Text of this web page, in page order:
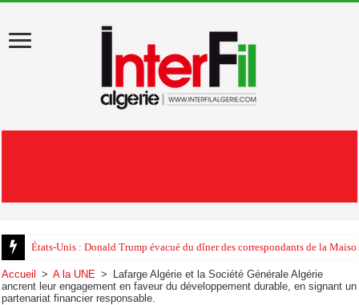
États-Unis : Donald Trump évacué du dîner des correspondants de la
Au début de sa visite en Algérie, Léon XIV appelle au «pardon»
Accueil > A la UNE >
Lafarge Algérie et la Société Générale Algérie
ancrent leur engagement en faveur du développement durable, en signant un
partenariat financier responsable.